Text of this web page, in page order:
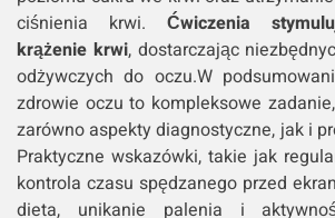
ciśnienia krwi. Ćwiczenia
krążenie krwi, dostarczając
odżywczych do oczu.W
zdrowie oczu to kompleksowe
zarówno aspekty diagnostyczne, jak i
Praktyczne wskazówki, takie jak
kontrola czasu spędzanego przed
dieta, unikanie palenia i